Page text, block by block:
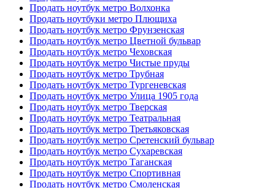
Продать ноутбук метро Волхонка
Продать ноутбуки метро Плющиха
Продать ноутбук метро Фрунзенская
Продать ноутбук метро Цветной бульвар
Продать ноутбук метро Чеховская
Продать ноутбук метро Чистые пруды
Продать ноутбук метро Трубная
Продать ноутбук метро Тургеневская
Продать ноутбук метро Улица 1905 года
Продать ноутбук метро Тверская
Продать ноутбук метро Театральная
Продать ноутбук метро Третьяковская
Продать ноутбук метро Сретенский бульвар
Продать ноутбук метро Сухаревская
Продать ноутбук метро Таганская
Продать ноутбук метро Спортивная
Продать ноутбук метро Смоленская